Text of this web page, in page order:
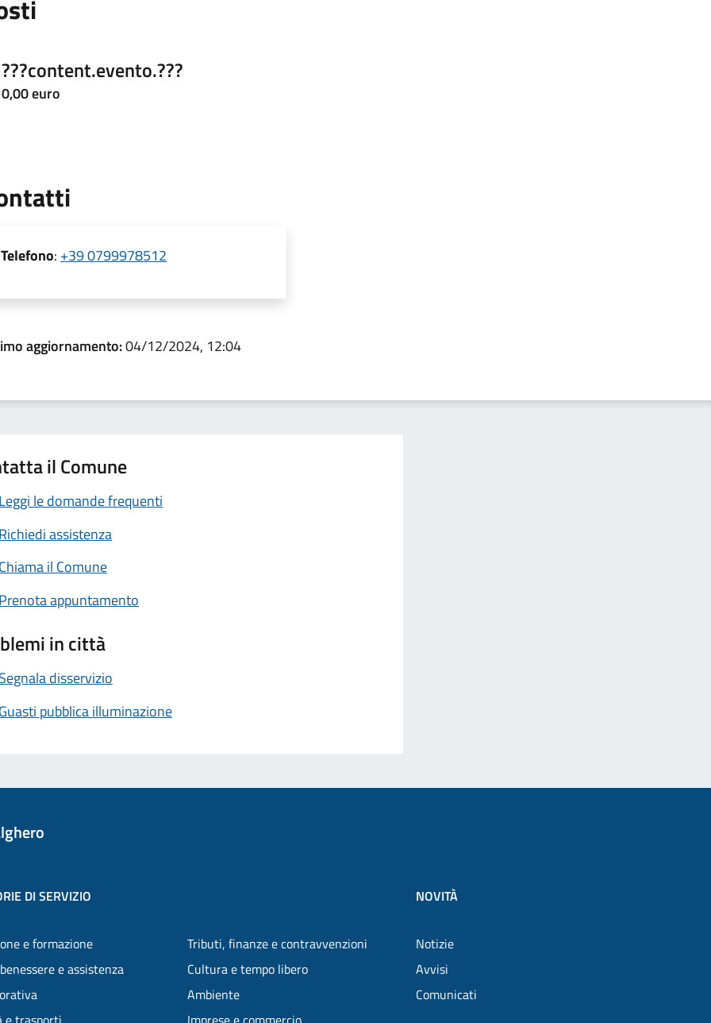
???content.evento.???
0,00 euro
Telefono: +39 0799978512
aggiornamento:04/12/2024, 12:04
il Comune
le domande frequenti
assistenza
il Comune
appuntamento
in città
disservizio
pubblica illuminazione
DI SERVIZIO
e formazione
e assistenza
Tributi, finanze e contravvenzioni
Cultura e tempo libero
Ambiente
NOVITÀ
Notizie
Avvisi
Comunicati